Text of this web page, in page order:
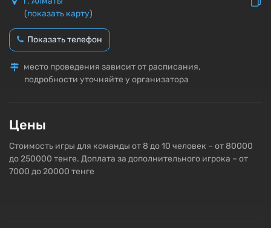
(показать карту)
Показать телефон
место проведения зависит от расписания,
подробности уточняйте у организатора
Цены
Стоимость игры для команды от 8 до 10 человек – от 80000
до 250000 тенге. Доплата за дополнительного игрока – от
7000 до 20000 тенге